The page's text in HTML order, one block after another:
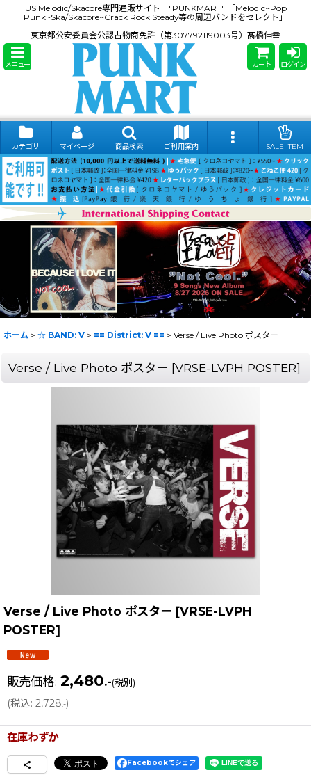
US Melodic/Skacore専門通販サイト "PUNKMART" 「Melodic~Pop
Punk~Ska/Skacore~Crack Rock Steady等の周辺バンドをセレクト」
東京都公安委員会公認古物商免許（第307792119003号）髙橋伸幸
メニュー カート ログイン
カテゴリ マイページ 商品検索 ご利用案内 SALE ITEM
ホーム > ☆ BAND: V > == District: V == > Verse / Live Photo ポスター
Verse / Live Photo ポスター [VRSE-LVPH POSTER]
Verse / Live Photo ポスター [VRSE-LVPH
POSTER]
販売価格: 2,480.-(税別)
(税込: 2,728.-)
在庫わずか
Facebookでシェア